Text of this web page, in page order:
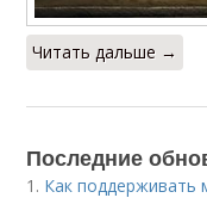
Читать дальше →
Последние
1. Как поддерживать